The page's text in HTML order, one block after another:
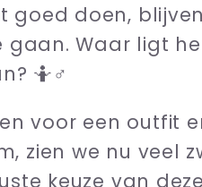
goed doen,
gaan. Waar ligt
🤷♂️
voor een outfit
zien we nu veel
keuze van deze